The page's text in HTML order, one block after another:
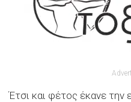
Έτσι και φέτος έκανε την